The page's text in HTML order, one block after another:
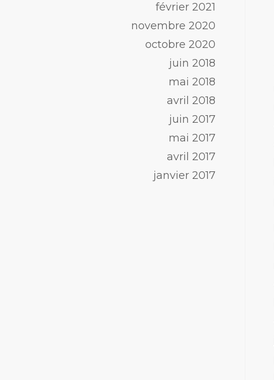
février 2021
novembre 2020
octobre 2020
juin 2018
mai 2018
avril 2018
juin 2017
mai 2017
avril 2017
janvier 2017